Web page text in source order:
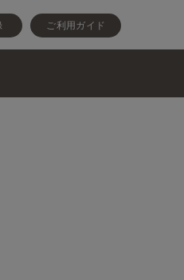
ご利用ガイド